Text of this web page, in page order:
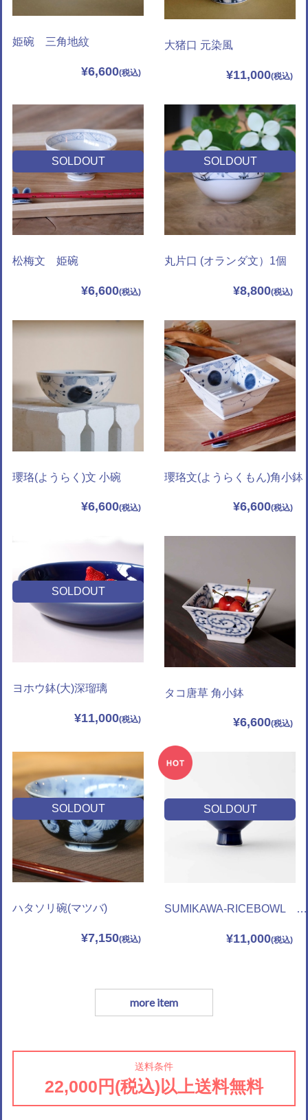
姫碗 三角地紋
¥6,600
大猪口 元染風
¥11,000
SOLDOUT
松梅文 姫碗
¥6,600
SOLDOUT
丸片口 (オランダ文）1個
¥8,800
瓔珞(ようらく)文 小碗
¥6,600
瓔珞文(ようらくもん)角小鉢
¥6,600
SOLDOUT
ヨホウ鉢(大)深瑠璃
¥11,000
タコ唐草 角小鉢
¥6,600
SOLDOUT
ハタソリ碗(マツバ)
¥7,150
SOLDOUT
SUMIKAWA-RICEBOWL 深瑠璃
¥11,000
more item
送料条件
22,000円(税込)以上送料無料